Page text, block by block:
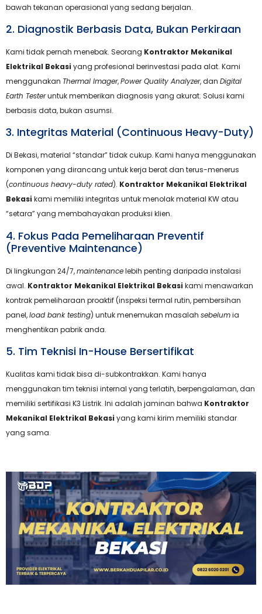
bawah tekanan operasional yang sedang berjalan.
2. Diagnostik Berbasis Data, Bukan Perkiraan
Kami tidak pernah menebak. Seorang Kontraktor Mekanikal
Elektrikal Bekasi yang profesional berinvestasi pada alat. Kami
menggunakan Thermal Imager,Power Quality Analyzer, dan Digital
Earth Testeruntuk memberikan diagnosis yang akurat. Solusi kami
berbasis data, bukan asumsi.
3. Integritas Material (Continuous Heavy-Duty)
Di Bekasi, material “standar” tidak cukup. Kami hanya menggunakan
komponen yang dirancang untuk kerja berat dan terus-menerus
(continuous heavy-duty rated). Kontraktor Mekanikal Elektrikal
Bekasi kami memiliki integritas untuk menolak material KW atau
“setara” yang membahayakan produksi klien.
4. Fokus Pada Pemeliharaan Preventif
(Preventive Maintenance)
Di lingkungan 24/7,maintenancelebih penting daripada instalasi
awal. Kontraktor Mekanikal Elektrikal Bekasi kami menawarkan
kontrak pemeliharaan proaktif (inspeksi termal rutin, pembersihan
panel,load bank testing) untuk menemukan masalah sebelumia
menghentikan pabrik anda.
5. Tim Teknisi In-House Bersertifikat
Kualitas kami tidak bisa di-subkontrakkan. Kami hanya
menggunakan tim teknisi internal yang terlatih, berpengalaman, dan
memiliki sertifikasi K3 Listrik. Ini adalah jaminan bahwa Kontraktor
Mekanikal Elektrikal Bekasi yang kami kirim memiliki standar
yang sama.